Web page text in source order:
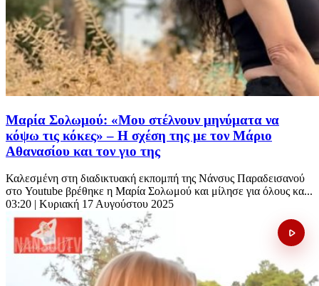
Μαρία Σολωμού: «Μου στέλνουν μηνύματα να
κόψω τις κόκες» – Η σχέση της με τον Μάριο
Αθανασίου και τον γιο της
Καλεσμένη στη διαδικτυακή εκπομπή της Νάνσυς Παραδεισανού
στο Youtube βρέθηκε η Μαρία Σολωμού και μίλησε για όλους κα...
03:20 | Κυριακή 17 Αυγούστου 2025